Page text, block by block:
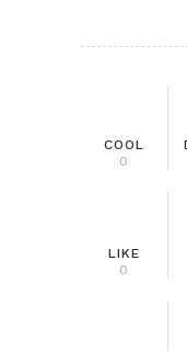
COOL
0
LIKE
0